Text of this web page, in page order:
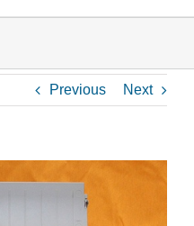
Previous Next